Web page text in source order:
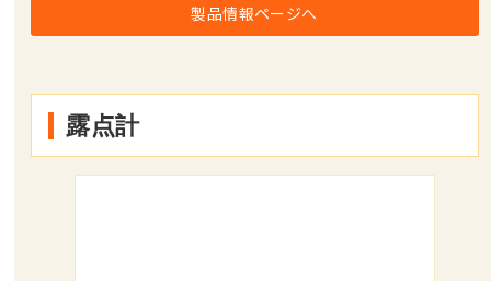
製品情報ページへ
露点計